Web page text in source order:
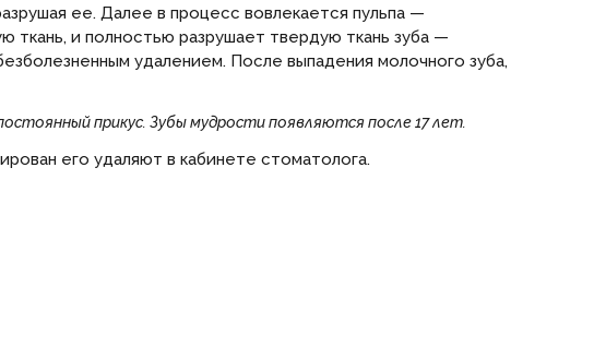
ее. Далее в процесс вовлекается пульпа —
ткань, и полностью разрушает твердую ткань зуба —
удалением. После выпадения молочного зуба,
прикус. Зубы мудрости появляются после 17 лет.
его удаляют в кабинете стоматолога.